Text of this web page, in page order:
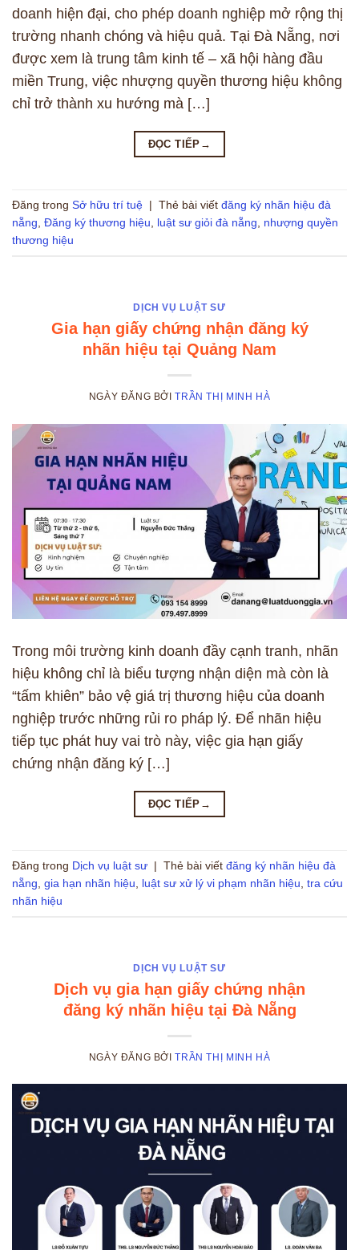
doanh hiện đại, cho phép doanh nghiệp mở rộng thị
trường nhanh chóng và hiệu quả. Tại Đà Nẵng, nơi
được xem là trung tâm kinh tế – xã hội hàng đầu
miền Trung, việc nhượng quyền thương hiệu không
chỉ trở thành xu hướng mà […]
ĐỌC TIẾP →
Đăng trong Sở hữu trí tuệ | Thẻ bài viết đăng ký nhãn hiệu đà
nẵng Đăng ký thương hiệu luật sư giỏi đà nẵng
nhượng quyền
thương hiệu
DỊCH VỤ LUẬT SƯ
Gia hạn giấy chứng nhận đăng ký
nhãn hiệu tại Quảng Nam
NGÀY ĐĂNG BỞITRẦN THỊ MINH HÀ
Trong môi trường kinh doanh đầy cạnh tranh, nhãn
hiệu không chỉ là biểu tượng nhận diện mà còn là
“tấm khiên” bảo vệ giá trị thương hiệu của doanh
nghiệp trước những rủi ro pháp lý. Để nhãn hiệu
tiếp tục phát huy vai trò này, việc gia hạn giấy
chứng nhận đăng ký […]
ĐỌC TIẾP →
Đăng trong Dịch vụ luật sư | Thẻ bài viết đăng ký nhãn hiệu đà
nẵng gia hạn nhãn hiệu luật sư xử lý vi phạm nhãn hiệu tra cứu
nhãn hiệu
DỊCH VỤ LUẬT SƯ
Dịch vụ gia hạn giấy chứng nhận
đăng ký nhãn hiệu tại Đà Nẵng
NGÀY ĐĂNG BỞITRẦN THỊ MINH HÀ